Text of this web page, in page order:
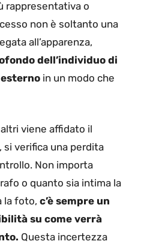
rappresentativa o
non è soltanto una
all’apparenza,
dell’individuo di
in un modo che
viene affidato il
verifica una perdita
Non importa
o quanto sia intima la
la foto, c’è sempre un
su come verrà
Questa incertezza